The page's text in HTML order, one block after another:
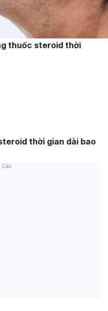
thuốc steroid thời
thời gian dài bao